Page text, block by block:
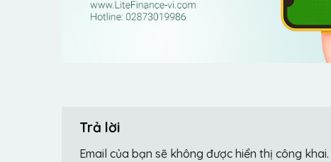
Trả lời
Email của bạn sẽ không được hiển thị công khai.